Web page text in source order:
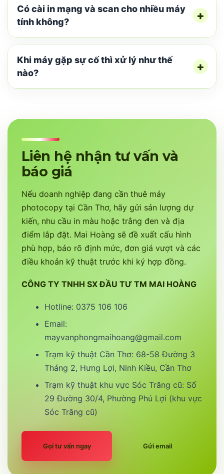
Có cài in mạng và scan cho nhiều máy
tính không?
Khi máy gặp sự cố thì xử lý như thế
nào?
Liên hệ nhận tư vấn và
báo giá
Nếu doanh nghiệp đang cần thuê máy
photocopy tại Cần Thơ, hãy gửi sản lượng dự
kiến, nhu cầu in màu hoặc trắng đen và địa
điểm lắp đặt. Mai Hoàng sẽ đề xuất cấu hình
phù hợp, báo rõ định mức, đơn giá vượt và các
điều khoản kỹ thuật trước khi ký hợp đồng.
CÔNG TY TNHH SX ĐẦU TƯ TM MAI HOÀNG
Hotline: 0375 106 106
Email:
mayvanphongmaihoang@gmail.com
Trạm kỹ thuật Cần Thơ: 68-58 Đường 3
Tháng 2, Hưng Lợi, Ninh Kiều, Cần Thơ
Trạm kỹ thuật khu vực Sóc Trăng cũ: Số
29 Đường 30/4, Phường Phú Lợi (khu vực
Sóc Trăng cũ)
Gọi tư vấn ngay Gửi email